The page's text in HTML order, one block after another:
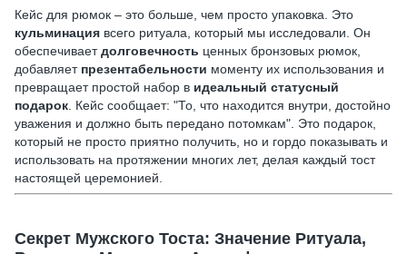
Кейс для рюмок – это больше, чем просто упаковка. Это
кульминация всего ритуала, который мы исследовали. Он
обеспечиваетдолговечность ценных бронзовых рюмок,
добавляет презентабельности моменту их использования и
превращает простой набор в идеальный статусный
подарок. Кейс сообщает: "То, что находится внутри, достойно
уважения и должно быть передано потомкам". Это подарок,
который не просто приятно получить, но и гордо показывать и
использовать на протяжении многих лет, делая каждый тост
настоящей церемонией.
Секрет Мужского Тоста: Значение Ритуала,